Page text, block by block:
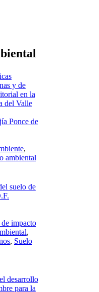
y de
en la
del Valle
Ponce de
,
ambiental
suelo de
impacto
,
, Suelo
desarrollo
para la